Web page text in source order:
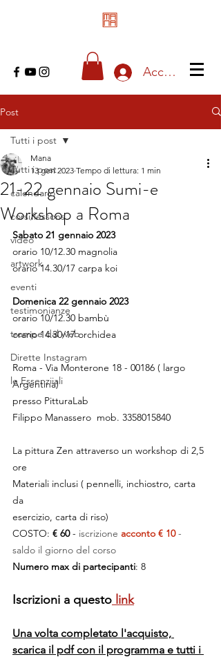
Accedi
Post
Tutti i post
calendario
corsi/lessons
video
artwork
eventi
testimonianze
trompe dal web
Dirette Instagram
le Essenziiali
Tutti i post
21-22 gennaio Sumi-e
Workshop a Roma
Mana
13 gen 2023 Tempo di lettura: 1 min
Sabato 21 gennaio 2023
orario 10/12.30 magnolia
orario 14.30/17 carpa koi
Domenica 22 gennaio 2023
orario 10/12.30 bambù
orario 14.30/17 orchidea
Roma - Via Monterone 18 - 00186 ( largo
Argentina)
presso PitturaLab
Filippo Manassero  mob. 3358015840
La pittura Zen attraverso un workshop di 2,5
ore
Materiali inclusi ( pennelli, inchiostro, carta
da
esercizio, carta di riso)
COSTO: € 60 - iscrizione acconto € 10 -
saldo il giorno del corso
Numero max di partecipanti: 8
Iscrizioni a questo link
Una volta completato l'acquisto,
scarica il pdf con il programma e tutti i